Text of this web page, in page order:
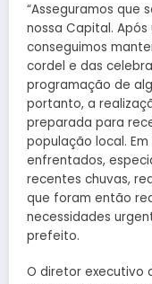
“Asseguramos que
nossa Capital.
conseguimos
cordel e das
programação de
portanto, a
preparada para
população local.
enfrentados,
recentes chuvas,
que foram então
necessidades
prefeito.
O diretor executivo